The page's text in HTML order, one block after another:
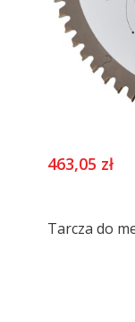
463,05 zł
Tarcza do